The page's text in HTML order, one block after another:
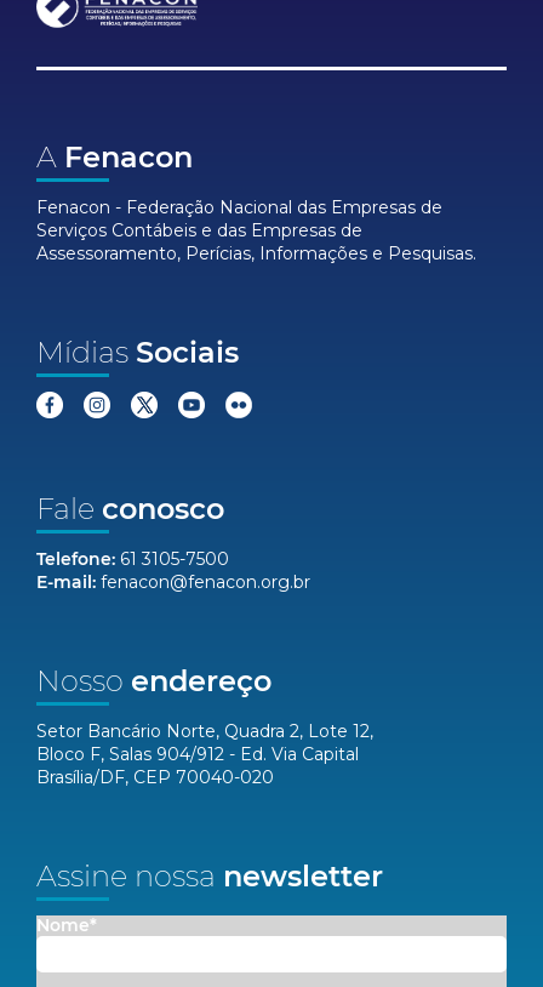
A Fenacon
Fenacon - Federação Nacional das Empresas de
Serviços Contábeis e das Empresas de
Assessoramento, Perícias, Informações e Pesquisas.
Mídias Sociais
Fale conosco
Telefone: 61 3105-7500
E-mail: fenacon@fenacon.org.br
Nosso endereço
Setor Bancário Norte, Quadra 2, Lote 12,
Bloco F, Salas 904/912 - Ed. Via Capital
Brasília/DF, CEP 70040-020
Assine nossa newsletter
Nome*